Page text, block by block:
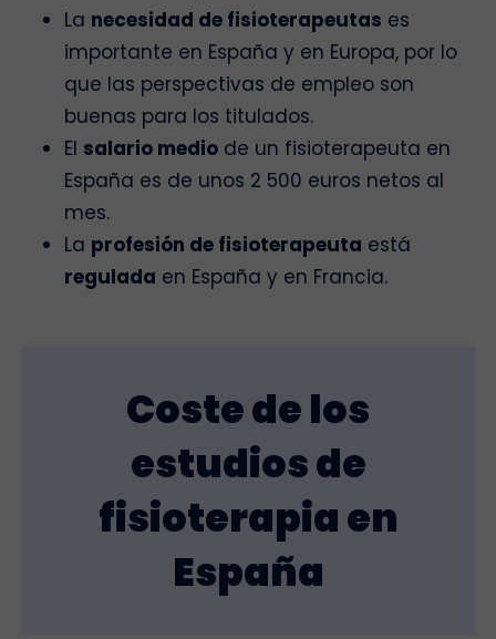
La necesidad de fisioterapeutas es
importante en España y en Europa, por lo
que las perspectivas de empleo son
buenas para los titulados.
El salario mediode un fisioterapeuta en
España es de unos 2 500 euros netos al
mes.
La profesión de fisioterapeuta está
regulada en España y en Francia.
Coste de los
estudios de
fisioterapia en
España